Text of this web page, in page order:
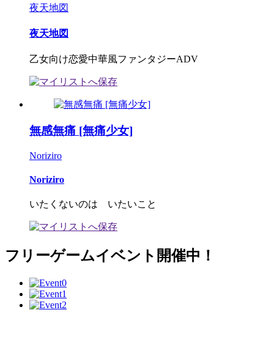
夜天地図
夜天地図
乙女向け恋愛中華風ファンタジーADV
無感無痛 [無痛少女]
Noriziro
Noriziro
いたくないのは いたいこと
フリーゲームイベント開催中！